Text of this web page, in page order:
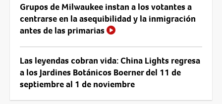
Grupos de Milwaukee instan a los votantes a
centrarse en la asequibilidad y la inmigración
antes de las primarias
Las leyendas cobran vida: China Lights regresa
a los Jardines Botánicos Boerner del 11 de
septiembre al 1 de noviembre